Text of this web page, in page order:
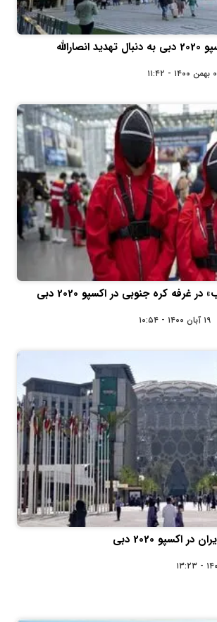
غرفه کره جنوبی در اکسپو 2020 دبی
۱۹ آبان ۱۴۰۰ - ۱۰:۵۴
اکسپو 2020 دبی